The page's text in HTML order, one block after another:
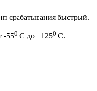
срабатывания быстрый.
-550 C до +1250 C.